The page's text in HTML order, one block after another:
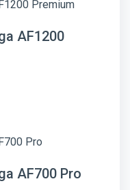
AF1200
AF700 Pro